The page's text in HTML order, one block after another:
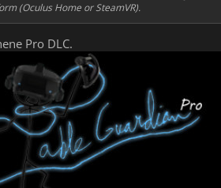
(Oculus Home or SteamVR).
Pro DLC.